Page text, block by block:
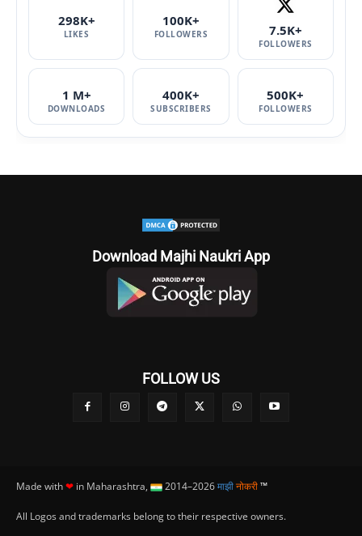
298K+
LIKES
100K+
FOLLOWERS 7.5K+
FOLLOWERS
1 M+
DOWNLOADS
400K+
SUBSCRIBERS
500K+
FOLLOWERS
Download Majhi Naukri App
FOLLOW US
Made with❤ in Maharashtra, 2014–2026माझीनोकरी™
All Logos and trademarks belong to their respective owners.